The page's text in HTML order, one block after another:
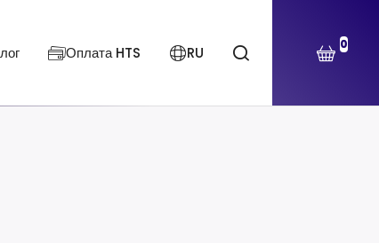
Оплата HTS RU 0